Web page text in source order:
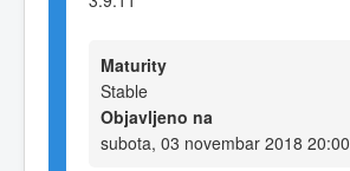
Maturity
Stable
Objavljeno na
subota, 03 novembar 2018 20:00